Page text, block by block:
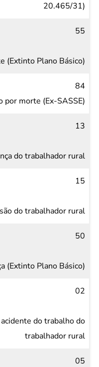
20.465/31)
55
(Extinto Plano Básico)
84
por morte (Ex-SASSE)
13
do trabalhador rural
15
do trabalhador rural
50
(Extinto Plano Básico)
02
do trabalho do
trabalhador rural
05